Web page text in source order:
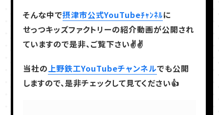
そんな中で摂津市公式YouTubeﾁｬﾝﾈﾙに
せっつキッズファクトリーの紹介動画が公開され
ていますので是非、ご覧下さい✌✌
当社の上野鉄工YouTubeチャンネルでも公開
しますので、是非チェックして見てください👍